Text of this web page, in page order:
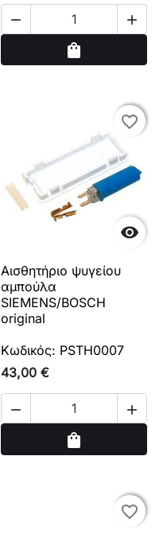
 
shopping_bag

favorite_border
favorite_border
Αισθητήριο ψυγείου
αμπούλα
SIEMENS/BOSCH
original
Κωδικός: PSTH0007
43,00 €
 
shopping_bag
favorite_border
favorite_border